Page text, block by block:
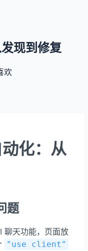
现到修复
欢
化：从
题
聊天功能，页面放
"use client"